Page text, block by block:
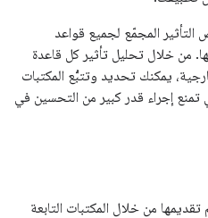
المجمّع لجميع قواعد
من خلال تحليل تأثير كل قاعدة
يمكنك تحديد وتتبُّع المكتبات
تمنع إجراء قدر كبير من التحسين في
من خلال المكتبات التابعة